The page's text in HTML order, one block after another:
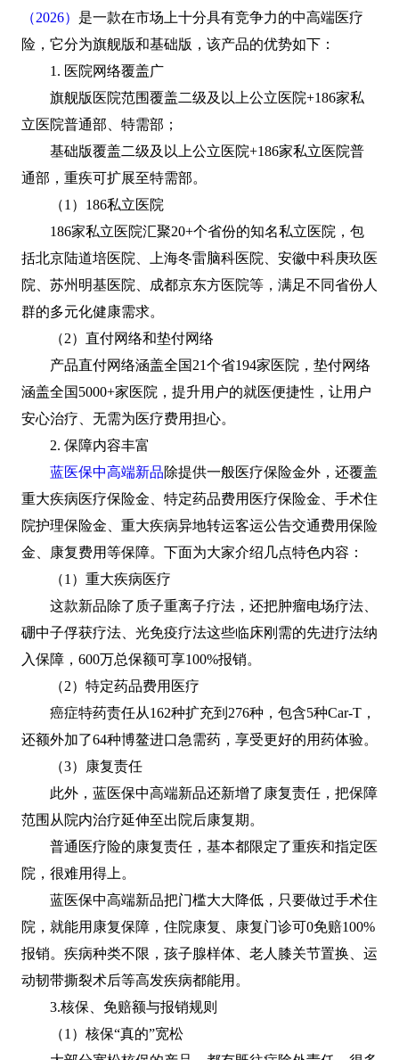
（2026） 是一款在市场上十分具有竞争力的中高端医疗
险，它分为旗舰版和基础版，该产品的优势如下：
1. 医院网络覆盖广
旗舰版医院范围覆盖二级及以上公立医院+186家私
立医院普通部、特需部；
基础版覆盖二级及以上公立医院+186家私立医院普
通部，重疾可扩展至特需部。
（1）186私立医院
186家私立医院汇聚20+个省份的知名私立医院，包
括北京陆道培医院、上海冬雷脑科医院、安徽中科庚玖医
院、苏州明基医院、成都京东方医院等，满足不同省份人
群的多元化健康需求。
（2）直付网络和垫付网络
产品直付网络涵盖全国21个省194家医院，垫付网络
涵盖全国5000+家医院，提升用户的就医便捷性，让用户
安心治疗、无需为医疗费用担心。
2. 保障内容丰富
蓝医保中高端新品除提供一般医疗保险金外，还覆盖
重大疾病医疗保险金、特定药品费用医疗保险金、手术住
院护理保险金、重大疾病异地转运客运公告交通费用保险
金、康复费用等保障。下面为大家介绍几点特色内容：
（1）重大疾病医疗
这款新品除了质子重离子疗法，还把肿瘤电场疗法、
硼中子俘获疗法、光免疫疗法这些临床刚需的先进疗法纳
入保障，600万总保额可享100%报销。
（2）特定药品费用医疗
癌症特药责任从162种扩充到276种，包含5种Car-T，
还额外加了64种博鳌进口急需药，享受更好的用药体验。
（3）康复责任
此外，蓝医保中高端新品还新增了康复责任，把保障
范围从院内治疗延伸至出院后康复期。
普通医疗险的康复责任，基本都限定了重疾和指定医
院，很难用得上。
蓝医保中高端新品把门槛大大降低，只要做过手术住
院，就能用康复保障，住院康复、康复门诊可0免赔100%
报销。疾病种类不限，孩子腺样体、老人膝关节置换、运
动韧带撕裂术后等高发疾病都能用。
3.核保、免赔额与报销规则
（1）核保“真的”宽松